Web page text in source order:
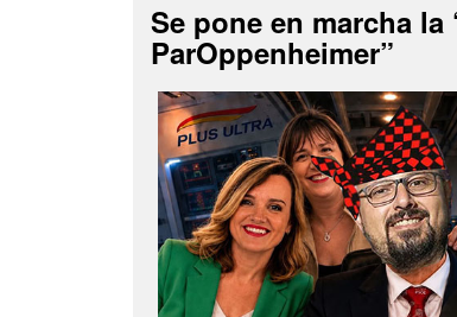
Se pone en marcha la
ParOppenheimer”